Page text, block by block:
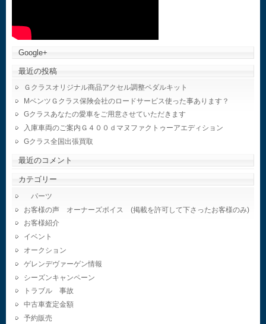
Google+
最近の投稿
Ｇクラスオリジナル商品アクセル調整ペダルキット
MベンツＧクラス保険会社のロードサービス使った事あります？
Gクラスあなたの愛車をご用意させていただきます
入庫車両のご案内Ｇ４００ｄマヌファクトゥーアエディション
Gクラス全国出張買取
最近のコメント
カテゴリー
パーツ
お客様の声 オーナーズボイス (掲載を許可して下さったお客様のみ)
お客様紹介
イベント
オークション
ゲレンデヴァーゲン情報
シーズンキャンペーン
トラブル 事故
中古車査定金額
予約販売